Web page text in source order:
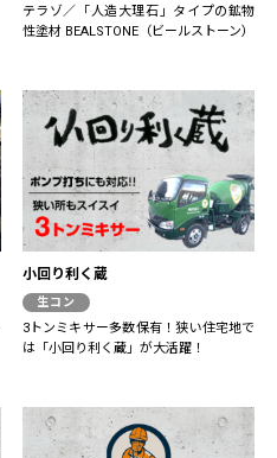
テラゾ／「人造大理石」タイプの鉱物
性塗材 BEALSTONE（ビールストーン）
小回り利く蔵
生コン
3トンミキサー多数保有！狭い住宅地で
は「小回り利く蔵」が大活躍！